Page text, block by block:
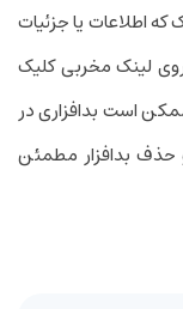
اطلاعات یا جزئیات
لینک مخربی کلیک
است بدافزاری در
بدافزار مطمئن